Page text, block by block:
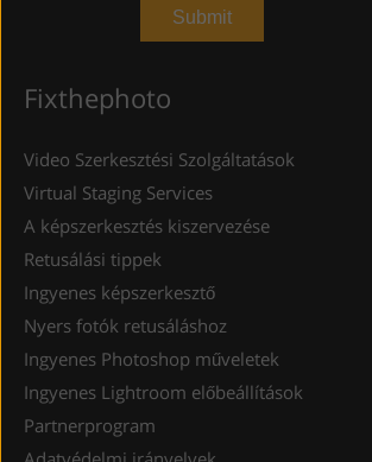
Fixthephoto
Video Szerkesztési Szolgáltatások
Virtual Staging Services
A képszerkesztés kiszervezése
Retusálási tippek
Ingyenes képszerkesztő
Nyers fotók retusáláshoz
Ingyenes Photoshop műveletek
Ingyenes Lightroom előbeállítások
Partnerprogram